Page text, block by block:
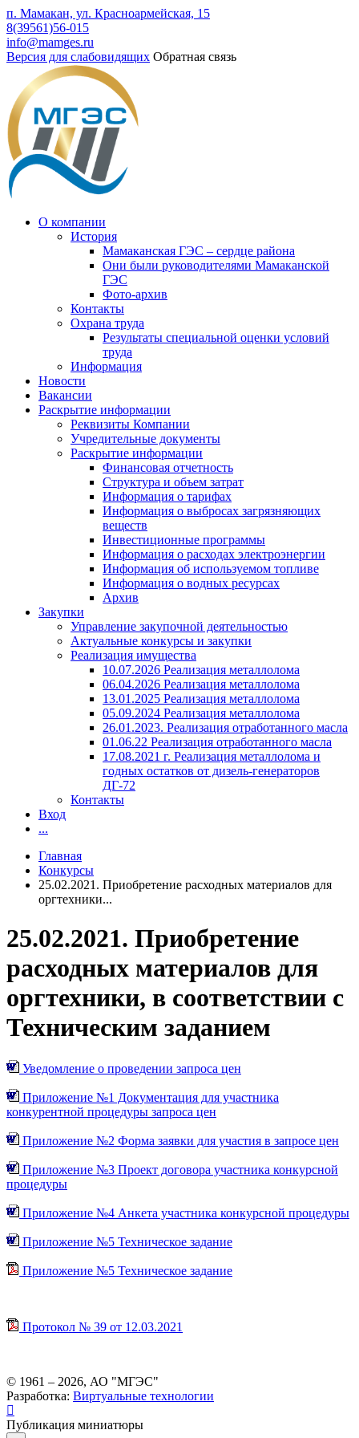
п. Мамакан, ул. Красноармейская, 15
8(39561)56-015
info@mamges.ru
Версия для слабовидящих Обратная связь
О компании
История
Мамаканская ГЭС – сердце района
Они были руководителями Мамаканской
ГЭС
Фото-архив
Контакты
Охрана труда
Результаты специальной оценки условий
труда
Информация
Новости
Вакансии
Раскрытие информации
Реквизиты Компании
Учредительные документы
Раскрытие информации
Финансовая отчетность
Структура и объем затрат
Информация о тарифах
Информация о выбросах загрязняющих
веществ
Инвестиционные программы
Информация о расходах электроэнергии
Информация об используемом топливе
Информация о водных ресурсах
Архив
Закупки
Управление закупочной деятельностью
Актуальные конкурсы и закупки
Реализация имущества
10.07.2026 Реализация металлолома
06.04.2026 Реализация металлолома
13.01.2025 Реализация металлолома
05.09.2024 Реализация металлолома
26.01.2023. Реализация отработанного масла
01.06.22 Реализация отработанного масла
17.08.2021 г. Реализация металлолома и
годных остатков от дизель-генераторов
ДГ-72
Контакты
Вход
...
Главная
Конкурсы
25.02.2021. Приобретение расходных материалов для
оргтехники...
25.02.2021. Приобретение
расходных материалов для
оргтехники, в соответствии с
Техническим заданием
Уведомление о проведении запроса цен
Приложение №1 Документация для участника
конкурентной процедуры запроса цен
Приложение №2 Форма заявки для участия в запросе цен
Приложение №3 Проект договора участника конкурсной
процедуры
Приложение №4 Анкета участника конкурсной процедуры
Приложение №5 Техническое задание
Приложение №5 Техническое задание
Протокол № 39 от 12.03.2021
© 1961 – 2026, АО "МГЭС"
Разработка: Виртуальные технологии
Публикация миниатюры